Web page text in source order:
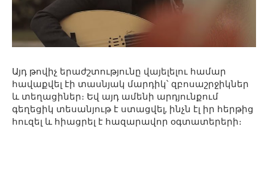
Այդ թովիչ երաժշտությունը վայելելու համար
հավաքվել էի տասնյակ մարդիկ՝ զբոսաշրջիկներ
և տեղացիներ։ Եվ այդ ամենի արդյունքում
գեղեցիկ տեսանյութ է ստացվել, ինչն էլ իր հերթից
հուզել և հիացրել է հազարավոր օգտատերերի։